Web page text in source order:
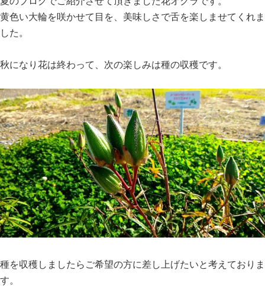
黄色い大輪を咲かせて目を、美味しさで舌を楽しませてくれま
した。
秋になり花は終わって、次の楽しみは種の収穫です。
種を収穫しましたらご希望の方に差し上げたいと考えておりま
す。